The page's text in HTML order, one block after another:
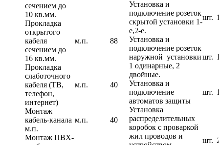
сечением до
10 кв.мм.
Прокладка
открытого
кабеля
сечением до
16 кв.мм.
м.п. 88
Прокладка
слаботочного
кабеля (ТВ,
телефон,
интернет)
м.п. 40
Монтаж
кабель-канала
м.п.
м.п. 40
Монтаж ПВХ-
Установка и
подключение розеток
скрытой установки 1-
е,2-е.
шт.
Установка и
подключение розеток
наружной установки
1 одинарные, 2
двойные.
шт.
Установка и
подключение
автоматов защиты
шт.
Установка
распределительных
коробок с проваркой
жил проводов и
шт.